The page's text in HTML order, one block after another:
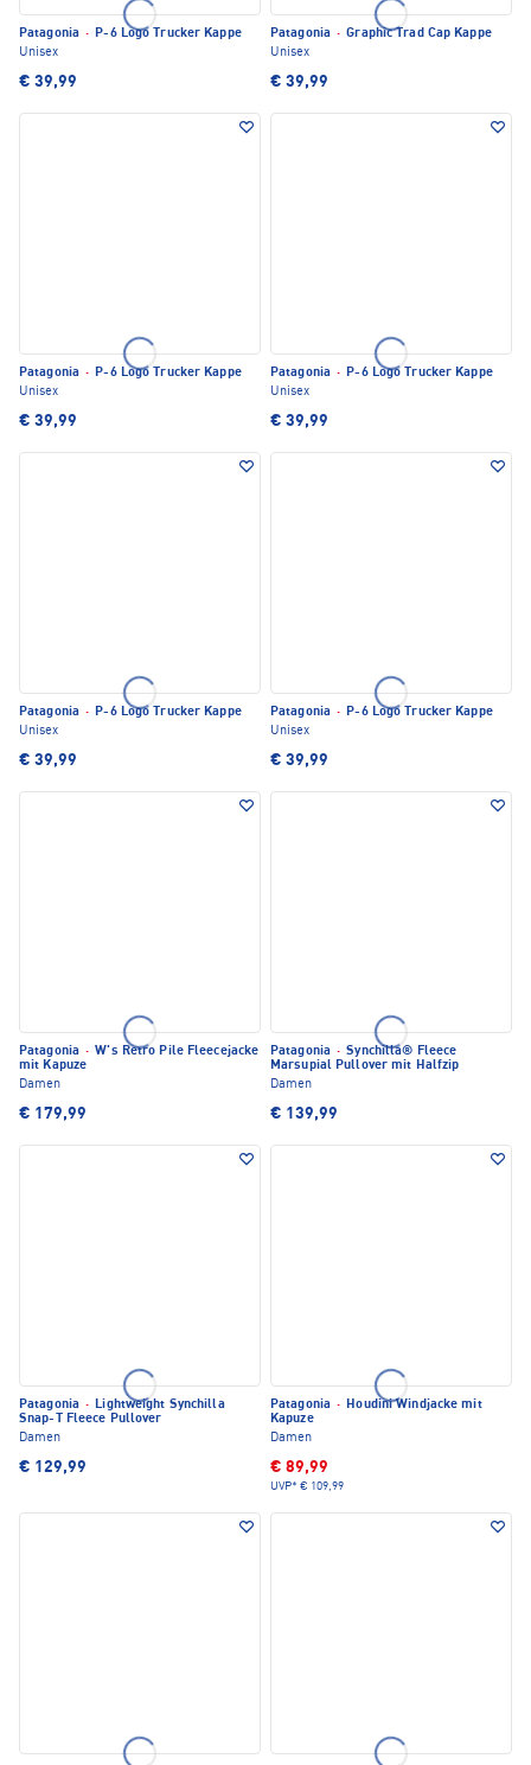
Patagonia · P-6 Logo Trucker Kappe
Unisex
€ 39,99
Patagonia · Graphic Trad Cap Kappe
Unisex
€ 39,99
Patagonia · P-6 Logo Trucker Kappe
Unisex
€ 39,99
Patagonia · P-6 Logo Trucker Kappe
Unisex
€ 39,99
Patagonia · P-6 Logo Trucker Kappe
Unisex
€ 39,99
Patagonia · P-6 Logo Trucker Kappe
Unisex
€ 39,99
Patagonia · W's Retro Pile Fleecejacke
mit Kapuze
Damen
€ 179,99
Patagonia · Synchilla® Fleece
Marsupial Pullover mit Halfzip
Damen
€ 139,99
Patagonia · Lightweight Synchilla
Snap-T Fleece Pullover
Damen
€ 129,99
Patagonia · Houdini Windjacke mit
Kapuze
Damen
€ 89,99
UVP* € 109,99